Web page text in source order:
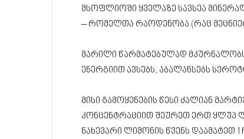
მსოფლიოში ყველაზე სავსეა
– რომელთა რაოდენობა (რაც
მარილი წარმატებულად მკურნალობს
ენერგიით ავსებს, აბალანსებს
მისი გამოყენების წესი ძალიან
კონცენტრაციით შეურეთ ერთ ყლუპ
ნახევარი ლიმონის წვენს დაამატეთ 1